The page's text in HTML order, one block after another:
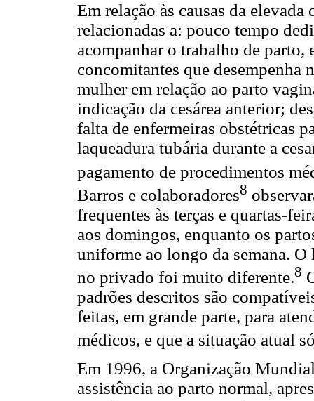
Em relação às causas da elevada
relacionadas a: pouco tempo
acompanhar o trabalho de parto,
concomitantes que desempenha
mulher em relação ao parto
indicação da cesárea anterior;
falta de enfermeiras obstétricas
laqueadura tubária durante a
pagamento de procedimentos
Barros e colaboradores8
frequentes às terças e quartas-
aos domingos, enquanto os
uniforme ao longo da semana.
no privado foi muito diferente.8
padrões descritos são
feitas, em grande parte, para
médicos, e que a situação atual
Em 1996, a Organização
assistência ao parto normal,